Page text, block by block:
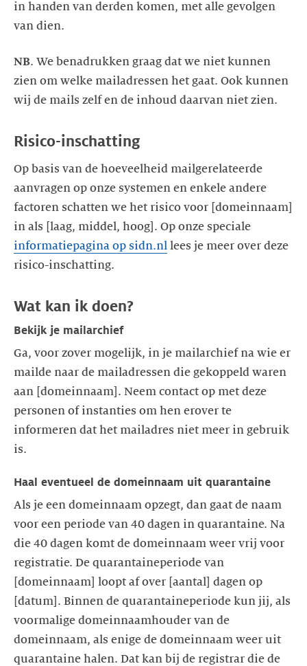
in handen van derden komen, met alle gevolgen
NB. We benadrukken graag dat we niet kunnen
zien om welke mailadressen het gaat. Ook kunnen
Op basis van de hoeveelheid mailgerelateerde
aanvragen op onze systemen en enkele andere
factoren schatten we het risico voor [domeinnaam]
in als [laag, middel, hoog]. Op onze speciale
informatiepagina op sidn.nl lees je meer over deze
Bekijk je mailarchief
Ga, voor zover mogelijk, in je mailarchief na wie er
mailde naar de mailadressen die gekoppeld waren
aan [domeinnaam]. Neem contact op met deze
personen of instanties om hen erover te
informeren dat het mailadres niet meer in gebruik
Haal eventueel de domeinnaam uit quarantaine
Als je een domeinnaam opzegt, dan gaat de naam
voor een periode van 40 dagen in quarantaine. Na
die 40 dagen komt de domeinnaam weer vrij voor
registratie. De quarantaineperiode van
[domeinnaam] loopt af over [aantal] dagen op
[datum]. Binnen de quarantaineperiode kun jij, als
voormalige domeinnaamhouder van de
domeinnaam, als enige de domeinnaam weer uit
quarantaine halen. Dat kan bij de registrar die de